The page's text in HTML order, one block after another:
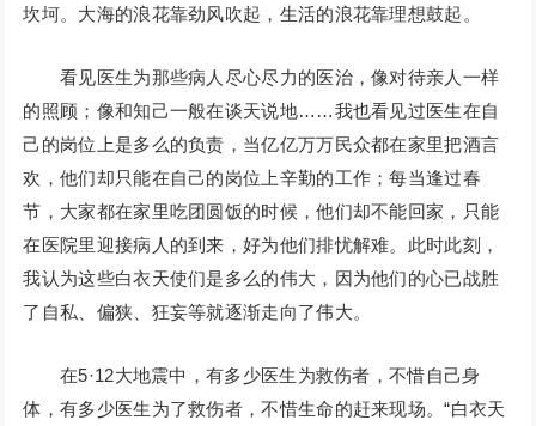
坎坷。大海的浪花靠劲风吹起，生活的浪花靠理想鼓起。
看见医生为那些病人尽心尽力的医治，像对待亲人一样
的照顾；像和知己一般在谈天说地……我也看见过医生在自
己的岗位上是多么的负责，当亿亿万万民众都在家里把酒言
欢，他们却只能在自己的岗位上辛勤的工作；每当逢过春
节，大家都在家里吃团圆饭的时候，他们却不能回家，只能
在医院里迎接病人的到来，好为他们排忧解难。此时此刻，
我认为这些白衣天使们是多么的伟大，因为他们的心已战胜
了自私、偏狭、狂妄等就逐渐走向了伟大。
在5·12大地震中，有多少医生为救伤者，不惜自己身
体，有多少医生为了救伤者，不惜生命的赶来现场。“白衣天